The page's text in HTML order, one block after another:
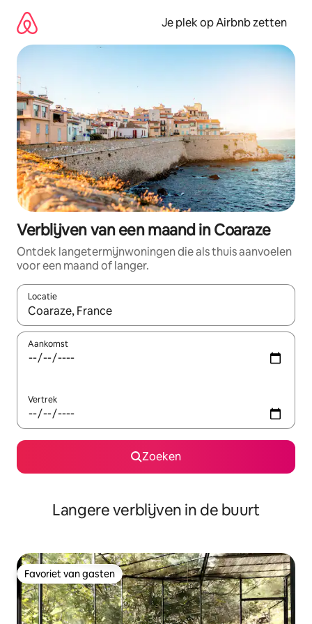
direct
naar
inhoud
Je plek op Airbnb zetten
Verblijven van een maand in Coaraze
Ontdek langetermijnwoningen die als thuis aanvoelen
voor een maand of langer.
Locatie
Wanneer er resultaten beschikbaar zijn, maak je een keuze
Aankomst
Vertrek
Zoeken
Langere verblijven in de buurt
Favoriet van gasten
Favoriet van gasten